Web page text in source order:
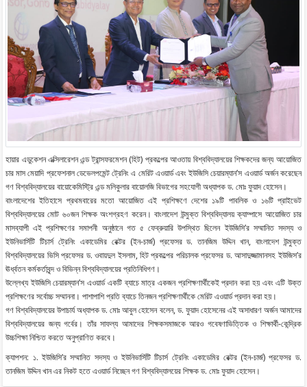
হায়ার এডুকেশন এক্সিলারেশন এন্ড ট্রান্সফরমেশন (হিট) প্রকল্পের আওতায় বিশ্ববিদ্যালয়ের শিক্ষকদের জন্য আয়োজিত
চার মাস মেয়াদি প্রফেশনাল ডেভেলপমেন্ট ট্রেনিং এ মেরিট এওয়ার্ড এবং ইউজিসি চেয়ারম্যান’স এওয়ার্ড অর্জন করেছেন
গণ বিশ্ববিদ্যালয়ের বায়োকেমিস্ট্রি এন্ড মলিকুলার বায়োলজি বিভাগের সহযোগী অধ্যাপক ড. মোঃ ফুয়াদ হোসেন।
বাংলাদেশের ইতিহাসে প্রথমবারের মতো আয়োজিত এই প্রশিক্ষণে দেশের ১৯টি পাবলিক ও ১৬টি প্রাইভেট
বিশ্ববিদ্যালয়ের মোট ৬০জন শিক্ষক অংশগ্রহণ করেন। বাংলাদেশ উন্মুক্ত বিশ্ববিদ্যালয় ক্যাম্পাসে আয়োজিত চার
মাসব্যাপী এই প্রশিক্ষণের সমাপনী অনুষ্ঠানে গত ৫ ফেব্রুয়ারি উপস্থিত ছিলেন ইউজিসি’র সম্মানিত সদস্য ও
ইউনিভার্সিটি টিচার্স ট্রেনিং একাডেমির রেক্টর (ইন-চার্জ) প্রফেসর ড. তানজিম উদ্দিন খান, বাংলাদেশ উন্মুক্ত
বিশ্ববিদ্যালয়ের ভিসি প্রফেসর ড. ওবায়দুল ইসলাম, হিট প্রকল্পের পরিচালক প্রফেসর ড. আসাদুজ্জামানসহ ইউজিস’র
ঊর্ধ্বতন কর্মকর্তাবৃন্দ ও বিভিন্ন বিশ্ববিদ্যালয়ের প্রতিনিধিগণ।
উল্লেখ্য ইউজিসি চেয়ারম্যান’স এওয়ার্ড একটি ব্যাচে মাত্র একজন প্রশিক্ষণার্থীকেই প্রদান করা হয় এবং এটি উক্ত
প্রশিক্ষণের সর্বোচ্চ সম্মাননা। পাশাপাশি প্রতি ব্যাচে তিনজন প্রশিক্ষণার্থীকে মেরিট এওয়ার্ড প্রদান করা হয়।
গণ বিশ্ববিদ্যালয়ের উপাচার্য অধ্যাপক ড. মোঃ আবুল হোসেন বলেন, ড. ফুয়াদ হোসেনের এই অসাধারণ অর্জন আমাদের
বিশ্ববিদ্যালয়ের জন্য গর্বের। তাঁর সাফল্য আমাদের শিক্ষকসমাজকে আরও গবেষণাভিত্তিক ও শিক্ষার্থী-কেন্দ্রিক
উচ্চশিক্ষা নিশ্চিত করতে অনুপ্রাণিত করবে।
ক্যাপশন: ১. ইউজিসি’র সম্মানিত সদস্য ও ইউনিভার্সিটি টিচার্স ট্রেনিং একাডেমির রেক্টর (ইন-চার্জ) প্রফেসর ড.
তানজিম উদ্দিন খান এর নিকট হতে এওয়ার্ড নিচ্ছেন গণ বিশ্ববিদ্যালয়ের শিক্ষক ড. মোঃ ফুয়াদ হোসেন।